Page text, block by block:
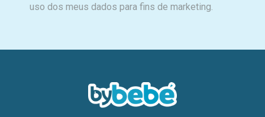
uso dos meus dados para fins de marketing.